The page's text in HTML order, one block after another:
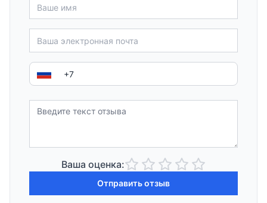
Ваша оценка:
Отправить отзыв